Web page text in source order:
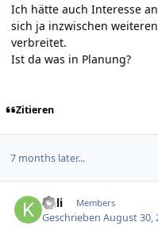
Ich hätte auch Interesse
sich ja inzwischen
verbreitet.
Ist da was in Planung?
Zitieren
7 months later...
kuli Members
GeschriebenAugust 30,